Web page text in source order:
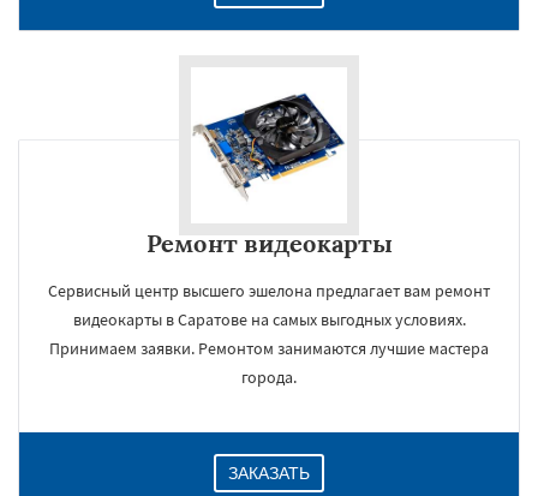
Ремонт видеокарты
Сервисный центр высшего эшелона предлагает вам ремонт
видеокарты в Саратове на самых выгодных условиях.
Принимаем заявки. Ремонтом занимаются лучшие мастера
города.
ЗАКАЗАТЬ